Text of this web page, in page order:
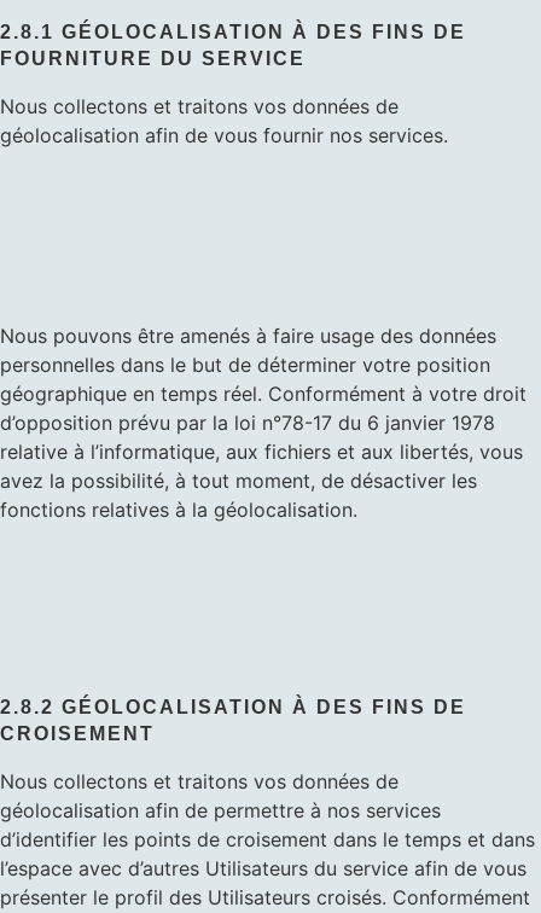
2.8.1 GÉOLOCALISATION À DES FINS DE
FOURNITURE DU SERVICE
Nous collectons et traitons vos données de
géolocalisation afin de vous fournir nos services.
Nous pouvons être amenés à faire usage des données
personnelles dans le but de déterminer votre position
géographique en temps réel. Conformément à votre droit
d’opposition prévu par la loi n°78-17 du 6 janvier 1978
relative à l’informatique, aux fichiers et aux libertés, vous
avez la possibilité, à tout moment, de désactiver les
fonctions relatives à la géolocalisation.
2.8.2 GÉOLOCALISATION À DES FINS DE
CROISEMENT
Nous collectons et traitons vos données de
géolocalisation afin de permettre à nos services
d’identifier les points de croisement dans le temps et dans
l’espace avec d’autres Utilisateurs du service afin de vous
présenter le profil des Utilisateurs croisés. Conformément